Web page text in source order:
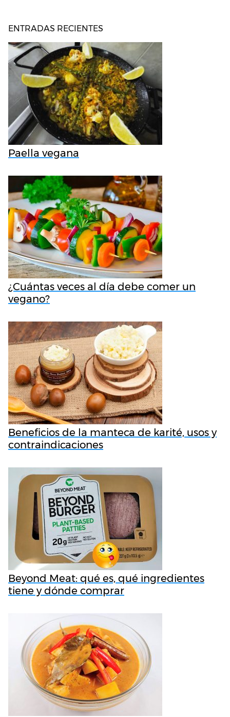
ENTRADAS RECIENTES
Paella vegana
¿Cuántas veces al día debe comer un
vegano?
Beneficios de la manteca de karité, usos y
contraindicaciones
Beyond Meat: qué es, qué ingredientes
tiene y dónde comprar